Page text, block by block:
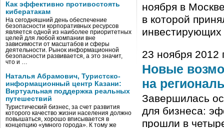
Как эффективно противостоять
кибератакам
На сегодняшний день обеспечение
безопасности корпоративных ресурсов
является одной из наиболее приоритетных
целей для любой компании вне
зависимости от масштабов и сферы
деятельности. Рынок информационной
безопасности развивается, а это значит,
что и …
Наталья Абрамович, Туристско-
информационный центр Казани:
Виртуальная поддержка реальных
путешествий
Туристический бизнес, за счет развития
которого качество жизни населения должно
повышаться, хорошо вписывается в
концепцию «умного города». К тому же
ноября в
в которой
23 ноября 2012
Новые
на
Завершилась
для бизнеса:
прошли в